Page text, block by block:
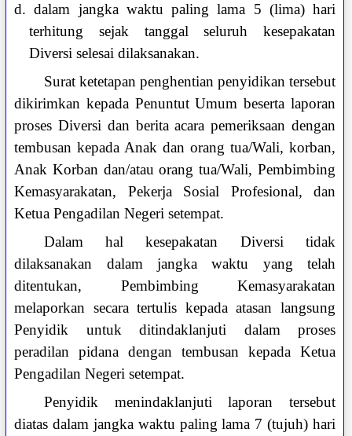
d. dalam jangka waktu paling lama 5 (lima) hari
terhitung sejak tanggal seluruh kesepakatan
Diversi selesai dilaksanakan.
Surat ketetapan penghentian penyidikan tersebut
dikirimkan kepada Penuntut Umum beserta laporan
proses Diversi dan berita acara pemeriksaan dengan
tembusan kepada Anak dan orang tua/Wali, korban,
Anak Korban dan/atau orang tua/Wali, Pembimbing
Kemasyarakatan, Pekerja Sosial Profesional, dan
Ketua Pengadilan Negeri setempat.
Dalam hal kesepakatan Diversi tidak
dilaksanakan dalam jangka waktu yang telah
ditentukan, Pembimbing Kemasyarakatan
melaporkan secara tertulis kepada atasan langsung
Penyidik untuk ditindaklanjuti dalam proses
peradilan pidana dengan tembusan kepada Ketua
Pengadilan Negeri setempat.
Penyidik menindaklanjuti laporan tersebut
diatas dalam jangka waktu paling lama 7 (tujuh) hari